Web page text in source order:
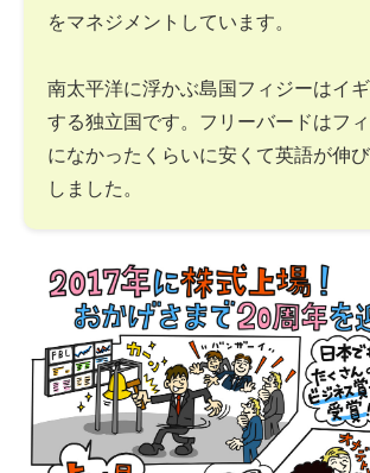
をマネジメントしています。
南太平洋に浮かぶ島国フィジーはイ
する独立国です。フリーバードはフ
になかったくらいに安くて英語が伸
しました。